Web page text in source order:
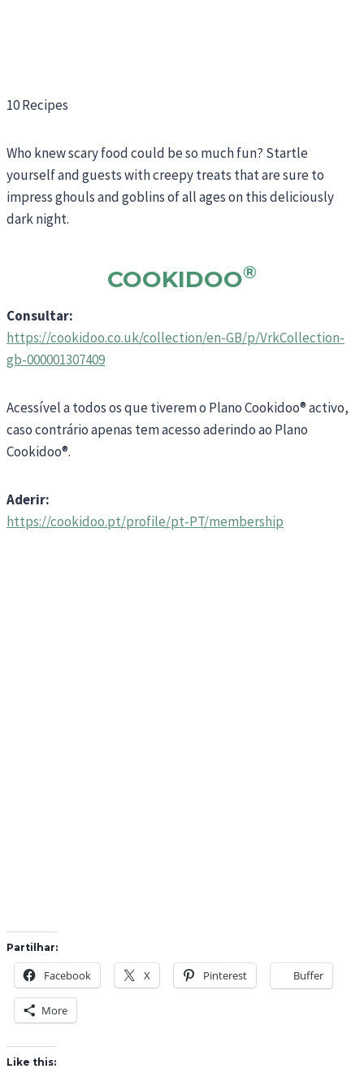
10 Recipes
Who knew scary food could be so much fun? Startle
yourself and guests with creepy treats that are sure to
impress ghouls and goblins of all ages on this deliciously
dark night.
COOKIDOO®
Consultar:
https://cookidoo.co.uk/collection/en-GB/p/VrkCollection-
gb-000001307409
Acessível a todos os que tiverem o Plano Cookidoo® activo,
caso contrário apenas tem acesso aderindo ao Plano
Cookidoo®.
Aderir:
https://cookidoo.pt/profile/pt-PT/membership
Partilhar:
Facebook X Pinterest Buffer
More
Like this: